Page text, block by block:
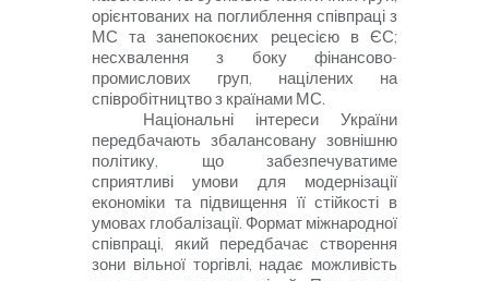
орієнтованих на поглиблення співпраці з
МС та занепокоєних рецесією в ЄС;
несхвалення з боку фінансово-
промислових груп, націлених на
співробітництво з країнами МС.
Національні інтереси України
передбачають збалансовану зовнішню
політику, що забезпечуватиме
сприятливі умови для модернізації
економіки та підвищення її стійкості в
умовах глобалізації. Формат міжнародної
співпраці, який передбачає створення
зони вільної торгівлі, надає можливість